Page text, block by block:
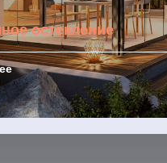
остекление